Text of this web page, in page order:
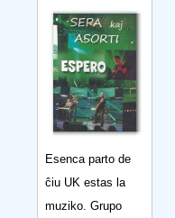
Esenca parto de
ĉiu UK estas la
muziko. Grupo